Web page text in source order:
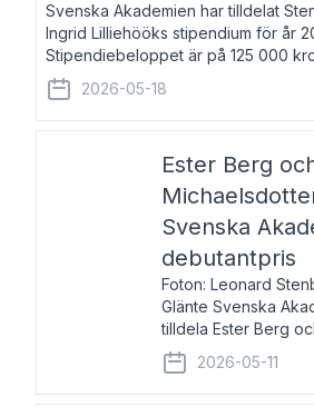
Svenska Akademien har tilldelat
Ingrid Lilliehööks stipendium för år
Stipendiebeloppet är på 125 000
född 1979, är mediateksamordnare
Söderslättsgymnasiet i Trelleborg.
2026-05-18
Ester Berg
Svenska
debutantpris
Foton: Leonard
Glänte Svenska
tilldela Ester Berg
Michaelsdotter
debutantpris för år
nyinstiftat och syftar
2026-05-11